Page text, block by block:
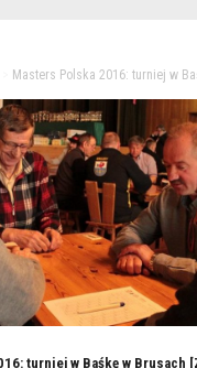
Masters Polska 2016: turniej w
turniej w Baśkę w Brusach